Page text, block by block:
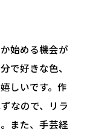
始める機会が
で好きな色、
しいです。作
なので、リラ
また、手芸経